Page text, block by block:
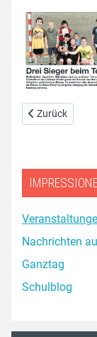
Nachrichten
Ganztag
Schulblog
Vorheriger
Zurück